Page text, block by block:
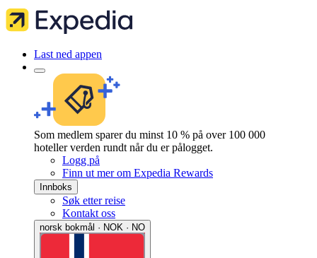
Last ned appen
Som medlem sparer du minst 10 % på over 100 000
hoteller verden rundt når du er pålogget.
Logg på
Finn ut mer om Expedia Rewards
Innboks
Søk etter reise
Kontakt oss
norsk bokmål · NOK · NO